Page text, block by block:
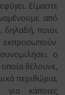
Είμαστε
από
δηλαδή, ποιοι
εκπροσωπούν.
ο
θέλουνε,
περιθώρια,
κάποιες